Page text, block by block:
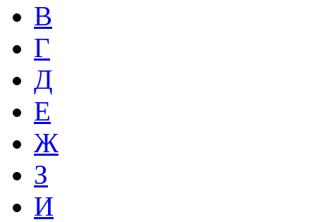
В
Г
Д
Е
Ж
З
И